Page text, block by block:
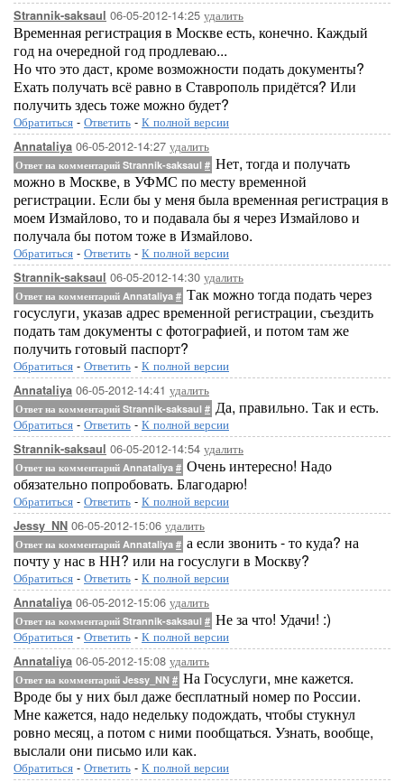
Strannik-saksaul 06-05-2012-14:25 удалить
Временная регистрация в Москве есть, конечно. Каждый
год на очередной год продлеваю...
Но что это даст, кроме возможности подать документы?
Ехать получать всё равно в Ставрополь придётся? Или
получить здесь тоже можно будет?
Обратиться - Ответить - К полной версии
Annataliya 06-05-2012-14:27 удалить
Ответ на комментарий Strannik-saksaul # Нет, тогда и получать
можно в Москве, в УФМС по месту временной
регистрации. Если бы у меня была временная регистрация в
моем Измайлово, то и подавала бы я через Измайлово и
получала бы потом тоже в Измайлово.
Обратиться - Ответить - К полной версии
Strannik-saksaul 06-05-2012-14:30 удалить
Ответ на комментарий Annataliya # Так можно тогда подать через
госуслуги, указав адрес временной регистрации, съездить
подать там документы с фотографией, и потом там же
получить готовый паспорт?
Обратиться - Ответить - К полной версии
Annataliya 06-05-2012-14:41 удалить
Ответ на комментарий Strannik-saksaul # Да, правильно. Так и есть.
Обратиться - Ответить - К полной версии
Strannik-saksaul 06-05-2012-14:54 удалить
Ответ на комментарий Annataliya # Очень интересно! Надо
обязательно попробовать. Благодарю!
Обратиться - Ответить - К полной версии
Jessy_NN 06-05-2012-15:06 удалить
Ответ на комментарий Annataliya # а если звонить - то куда? на
почту у нас в НН? или на госуслуги в Москву?
Обратиться - Ответить - К полной версии
Annataliya 06-05-2012-15:06 удалить
Ответ на комментарий Strannik-saksaul # Не за что! Удачи! :)
Обратиться - Ответить - К полной версии
Annataliya 06-05-2012-15:08 удалить
Ответ на комментарий Jessy_NN # На Госуслуги, мне кажется.
Вроде бы у них был даже бесплатный номер по России.
Мне кажется, надо недельку подождать, чтобы стукнул
ровно месяц, а потом с ними пообщаться. Узнать, вообще,
выслали они письмо или как.
Обратиться - Ответить - К полной версии